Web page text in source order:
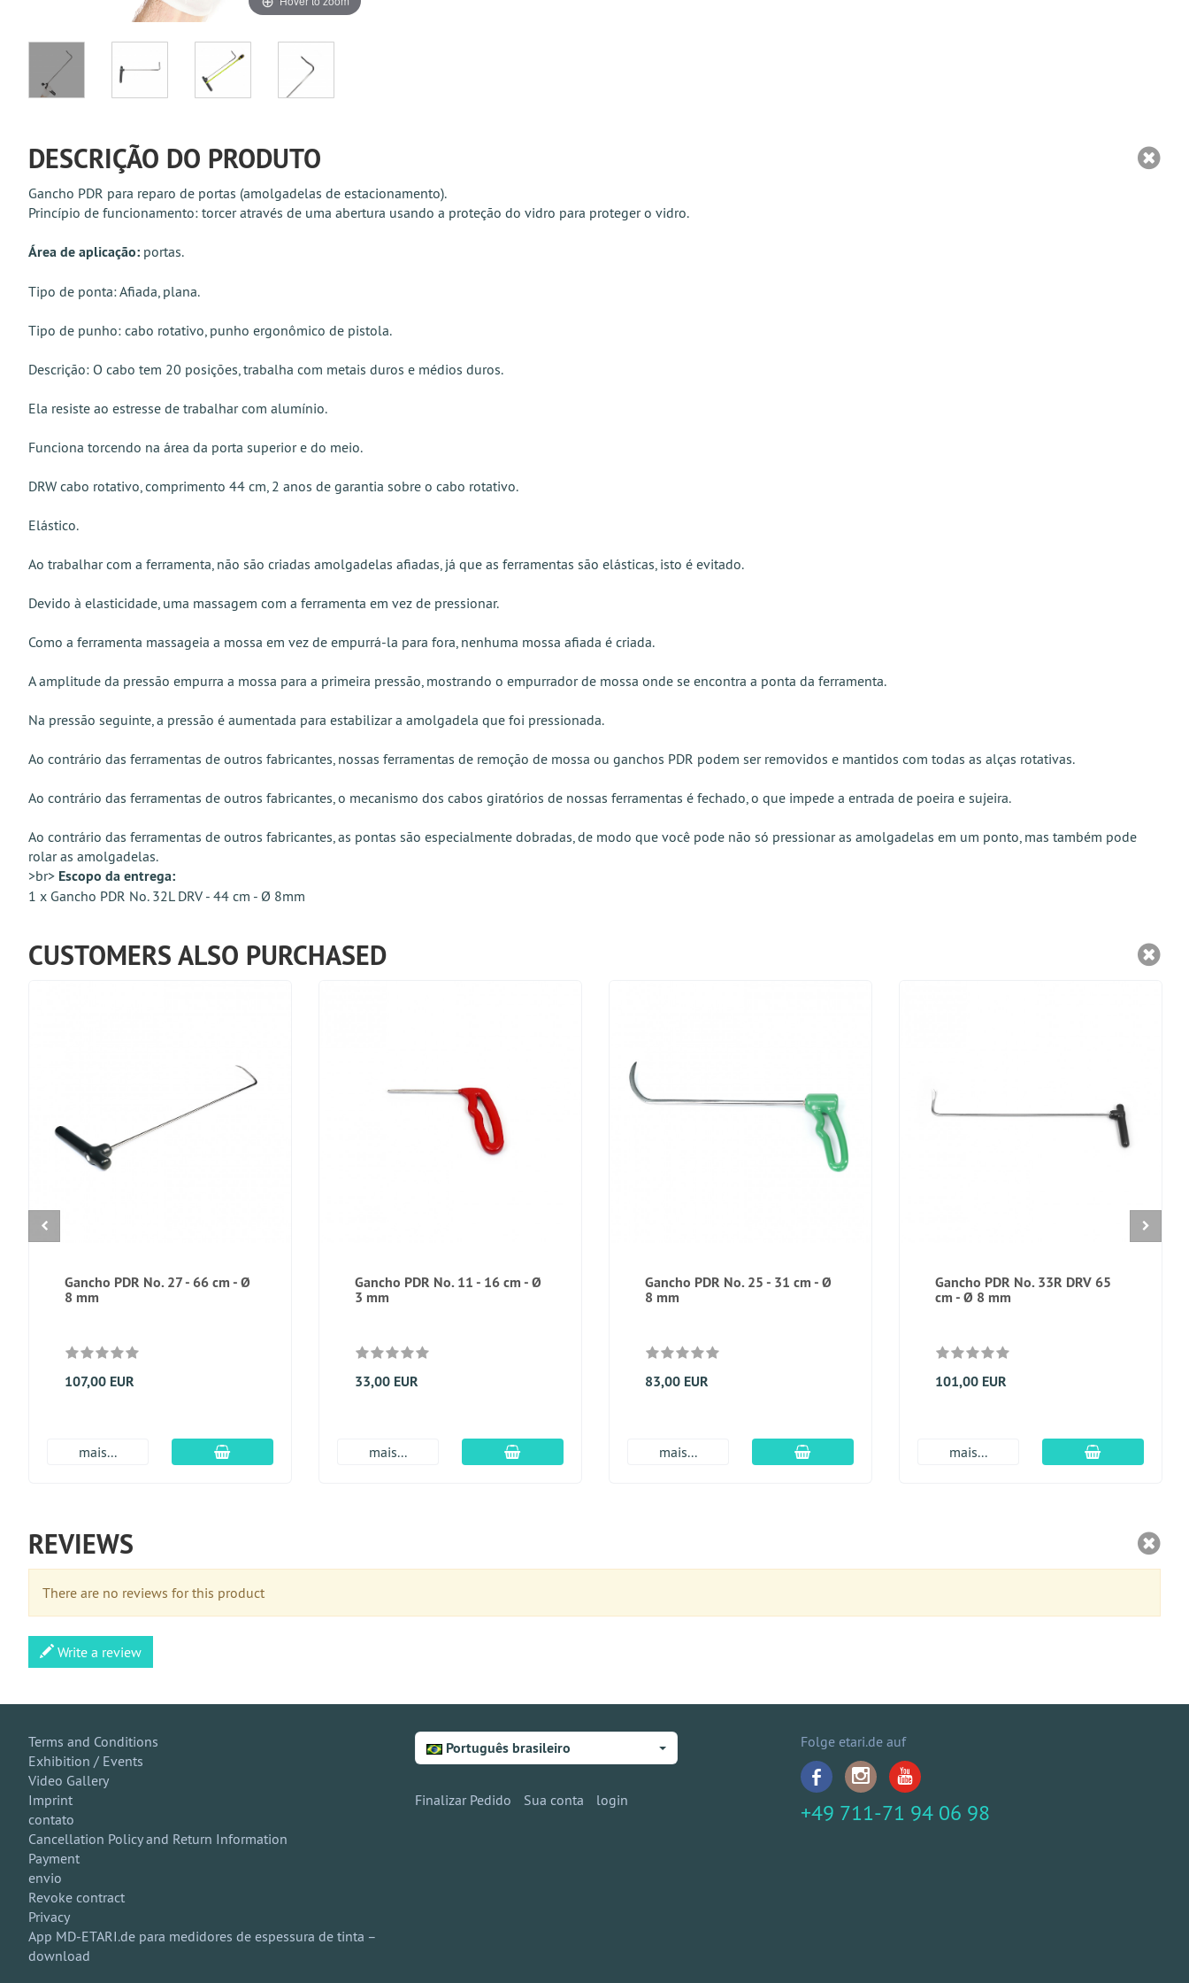
DESCRIÇÃO DO PRODUTO
Gancho PDR para reparo de portas (amolgadelas de estacionamento).
Princípio de funcionamento: torcer através de uma abertura usando a proteção do vidro para proteger o vidro.
Área de aplicação: portas.
Tipo de ponta: Afiada, plana.
Tipo de punho: cabo rotativo, punho ergonômico de pistola.
Descrição: O cabo tem 20 posições, trabalha com metais duros e médios duros.
Ela resiste ao estresse de trabalhar com alumínio.
Funciona torcendo na área da porta superior e do meio.
DRW cabo rotativo, comprimento 44 cm, 2 anos de garantia sobre o cabo rotativo.
Elástico.
Ao trabalhar com a ferramenta, não são criadas amolgadelas afiadas, já que as ferramentas são elásticas, isto é evitado.
Devido à elasticidade, uma massagem com a ferramenta em vez de pressionar.
Como a ferramenta massageia a mossa em vez de empurrá-la para fora, nenhuma mossa afiada é criada.
A amplitude da pressão empurra a mossa para a primeira pressão, mostrando o empurrador de mossa onde se encontra a ponta da ferramenta.
Na pressão seguinte, a pressão é aumentada para estabilizar a amolgadela que foi pressionada.
Ao contrário das ferramentas de outros fabricantes, nossas ferramentas de remoção de mossa ou ganchos PDR podem ser removidos e mantidos com todas as alças rotativas.
Ao contrário das ferramentas de outros fabricantes, o mecanismo dos cabos giratórios de nossas ferramentas é fechado, o que impede a entrada de poeira e sujeira.
Ao contrário das ferramentas de outros fabricantes, as pontas são especialmente dobradas, de modo que você pode não só pressionar as amolgadelas em um ponto, mas também pode
rolar as amolgadelas.
>br> Escopo da entrega:
1 x Gancho PDR No. 32L DRV - 44 cm - Ø 8mm
CUSTOMERS ALSO PURCHASED
Gancho PDR No. 27 - 66 cm - Ø
8 mm
107,00 EUR
mais... Adicionar ao carrinho
Gancho PDR No. 11 - 16 cm - Ø
3 mm
33,00 EUR
mais... Adicionar ao carrinho
Gancho PDR No. 25 - 31 cm - Ø
8 mm
83,00 EUR
mais... Adicionar ao carrinho
Gancho PDR No. 33R DRV 65
cm - Ø 8 mm
101,00 EUR
mais... Adicionar ao
REVIEWS
There are no reviews for this product
Write a review
Terms and Conditions
Exhibition / Events
Video Gallery
Imprint
contato
Cancellation Policy and Return Information
Payment
envio
Revoke contract
Privacy
App MD-ETARI.de para medidores de espessura de tinta –
download
Português brasileiro
Finalizar Pedido Sua conta login
Folge etari.de auf
+49 711-71 94 06 98